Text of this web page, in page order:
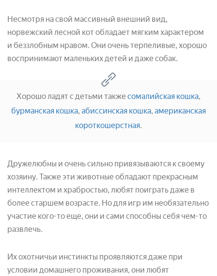
Несмотря на свой массивный внешний вид,
норвежский лесной кот обладает мягким характером
и беззлобным нравом. Они очень терпеливые, хорошо
воспринимают маленьких детей и даже собак.
Хорошо ладят с детьми также сомалийская кошка,
бурманская кошка, абиссинская кошка, американская
короткошерстная.
Дружелюбны и очень сильно привязываются к своему
хозяину. Также эти животные обладают прекрасным
интеллектом и храбростью, любят поиграть даже в
более старшем возрасте. Но для игр им необязательно
участие кого-то еще, они и сами способны себя чем-то
развлечь.
Их охотничьи инстинкты проявляются даже при
условии домашнего проживания, они любят